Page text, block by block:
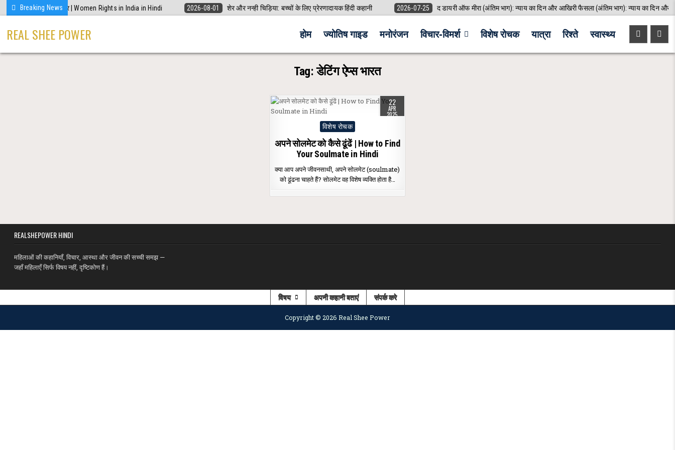
Skip
to
Breaking News
ये 5 कानूनी अधिकार | Women Rights in India in Hindi 2026-08-01 शेर और नन्ही चिड़िया: बच्चों के लिए प्रेरणादायक हिंदी कहानी 2026-07-25 द डायरी ऑफ मीरा (अंतिम भाग): न्याय का दिन और आखिरी फैसला (अंतिम भाग): न्याय का दिन और
REAL SHEE POWER होम ज्योतिष गाइड मनोरंजन विचार-विमर्श विशेष रोचक यात्रा रिश्ते स्वास्थ्य
Tag:डेटिंग ऐप्स भारत
22
APR
2025
Posted
विशेष रोचक
अपने सोलमेट को कैसे ढूंढें | How to Find
Your Soulmate in Hindi
क्या आप अपने जीवनसाथी, अपने सोलमेट (soulmate)
को ढूंढना चाहते हैं? सोलमेट वह विशेष व्यक्ति होता है…
REALSHEPOWER HINDI
महिलाओं की कहानियाँ, विचार, आस्था और जीवन की सच्ची समझ —
जहाँ महिलाएँ सिर्फ विषय नहीं, दृष्टिकोण हैं।
विषय अपनी कहानी बताएं संपर्क करे
Copyright © 2026 Real Shee Power